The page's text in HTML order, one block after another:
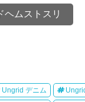
イドヘムストスリ
Ungrid デニム